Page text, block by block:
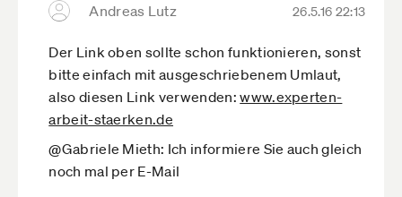
Andreas Lutz 26.5.16 22:13
Der Link oben sollte schon funktionieren, sonst
bitte einfach mit ausgeschriebenem Umlaut,
also diesen Link verwenden:www.experten-
arbeit-staerken.de­
@Gabriele Mieth: Ich informiere Sie auch gleich
noch mal per E-Mail